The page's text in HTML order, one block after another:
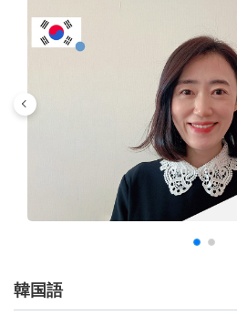
韓国語
04:00
-
-
05:30 -